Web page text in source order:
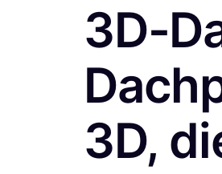
3D-
3D,